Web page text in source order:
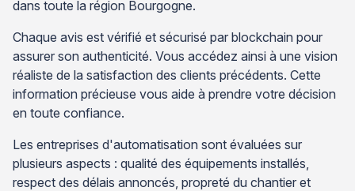
dans toute la région Bourgogne.
Chaque avis est vérifié et sécurisé par blockchain pour
assurer son authenticité. Vous accédez ainsi à une vision
réaliste de la satisfaction des clients précédents. Cette
information précieuse vous aide à prendre votre décision
en toute confiance.
Les entreprises d'automatisation sont évaluées sur
plusieurs aspects : qualité des équipements installés,
respect des délais annoncés, propreté du chantier et